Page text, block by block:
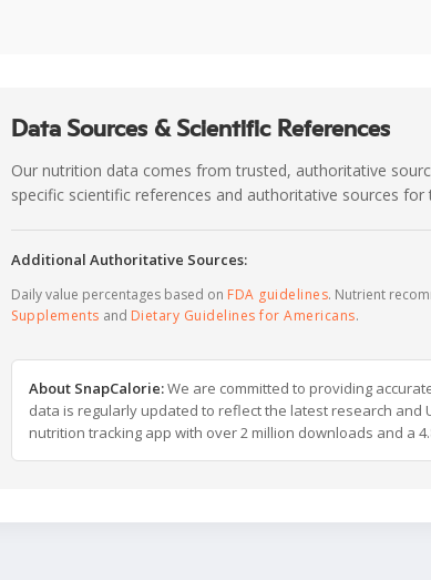
Data Sources & Scientific References
Our nutrition data comes from trusted, authoritative
specific scientific references and authoritative sources
Additional Authoritative Sources:
Daily value percentages based on FDA guidelines. Nutrient
Supplements and Dietary Guidelines for Americans.
About SnapCalorie:We are committed to providing
data is regularly updated to reflect the latest research and
nutrition tracking app with over 2 million downloads and a